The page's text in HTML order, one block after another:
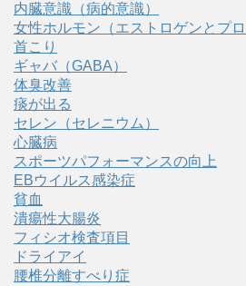
内臓意識（病的意識）
女性ホルモン（エストロゲンとプロ
首こり
ギャバ（GABA）
体臭改善
痰が出る
セレン（セレニウム）
心臓病
スポーツパフォーマンスの向上
EBウイルス感染症
貧血
潰瘍性大腸炎
フィシオ検査項目
ドライアイ
腰椎分離すべり症